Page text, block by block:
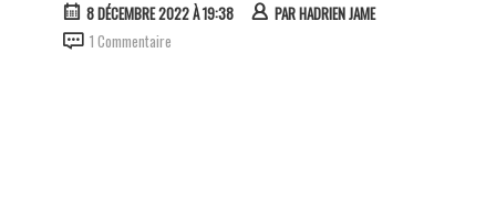
8 DÉCEMBRE 2022 À 19:38 PARHADRIEN JAME
1 Commentaire